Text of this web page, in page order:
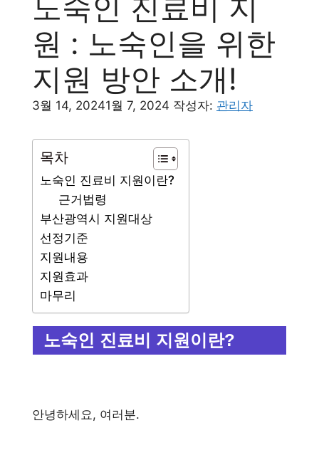
노숙인 진료비 지
원 : 노숙인을 위한
지원 방안 소개!
3월 14, 20241월 7, 2024 작성자: 관리자
목차
노숙인 진료비 지원이란?
근거법령
부산광역시 지원대상
선정기준
지원내용
지원효과
마무리
노숙인 진료비 지원이란?
안녕하세요, 여러분.